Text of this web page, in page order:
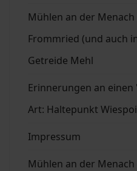
Mühlen an der Menach
Frommried (und auch
Getreide Mehl
Erinnerungen an
Art: Haltepunkt
Impressum
Mühlen an der